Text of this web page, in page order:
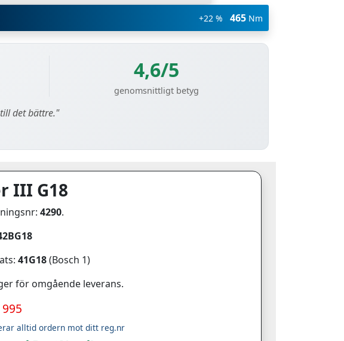
+22 % 465 Nm
4,6/5
genomsnittligt betyg
det bättre."
III G18
4290.
41G18(Bosch 1)
för omgående leverans.
alltid ordern mot ditt reg.nr